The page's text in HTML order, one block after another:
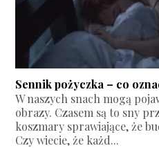
Sennik pożyczka – co
W naszych snach mogą
obrazy. Czasem są to sny
koszmary sprawiające, że
Czy wiecie, że każd...